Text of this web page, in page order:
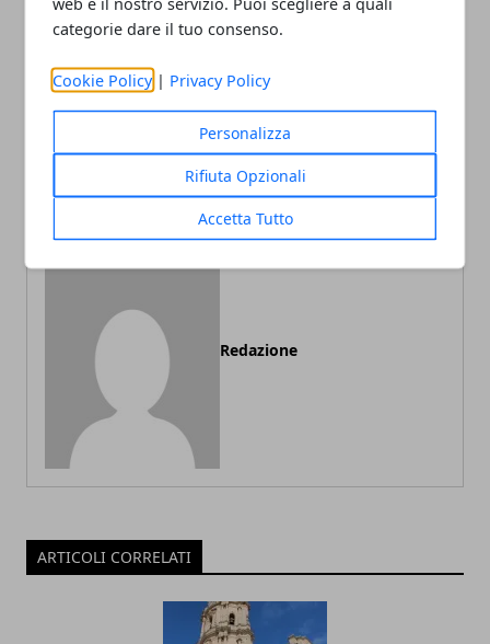
categorie dare il tuo consenso.
Cookie Policy | Privacy Policy
Personalizza
Rifiuta Opzionali
Accetta Tutto
Facebook
TwitterWhatsapp
Viaggio in Sicilia: Modica
Le migliori attività da
realizzare in Sardegna
Redazione
ARTICOLI CORRELATI